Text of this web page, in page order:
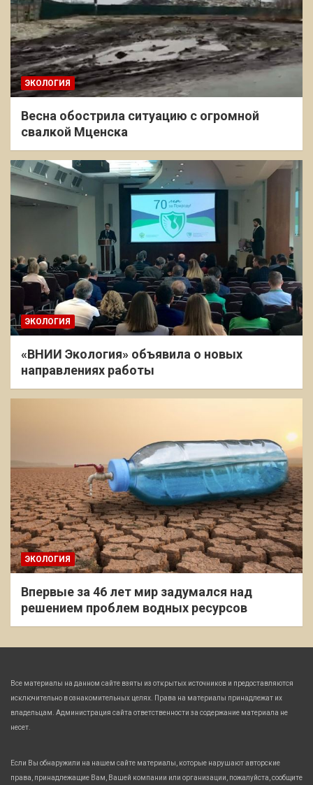
ЭКОЛОГИЯ
Весна обострила ситуацию с огромной
свалкой Мценска
ЭКОЛОГИЯ
«ВНИИ Экология» объявила о новых
направлениях работы
ЭКОЛОГИЯ
Впервые за 46 лет мир задумался над
решением проблем водных ресурсов
Все материалы на данном сайте взяты из открытых источников и предоставляются
исключительно в ознакомительных целях. Права на материалы принадлежат их
владельцам. Администрация сайта ответственности за содержание материала не
несет.
Если Вы обнаружили на нашем сайте материалы, которые нарушают авторские
права, принадлежащие Вам, Вашей компании или организации, пожалуйста, сообщите